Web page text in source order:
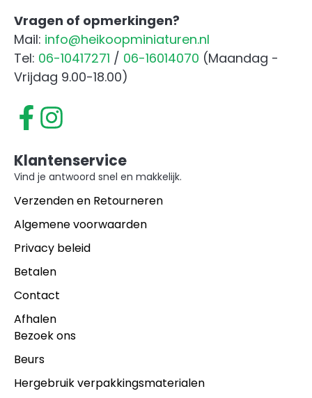
Vragen of opmerkingen?
Mail: info@heikoopminiaturen.nl
Tel: 06-10417271 / 06-16014070 (Maandag -
Vrijdag 9.00-18.00)
Klantenservice
Vind je antwoord snel en makkelijk.
Verzenden en Retourneren
Algemene voorwaarden
Privacy beleid
Betalen
Contact
Afhalen
Bezoek ons
Beurs
Hergebruik verpakkingsmaterialen